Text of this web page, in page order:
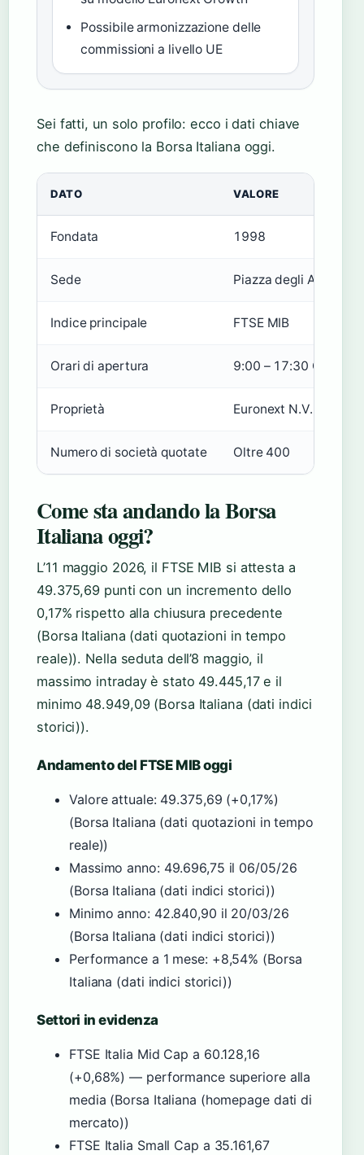
Possibile armonizzazione delle
commissioni a livello UE
Sei fatti, un solo profilo: ecco i dati chiave
che definiscono la Borsa Italiana oggi.
DATO VALORE
Fondata 1998
Sede Piazza degli Affari,
Indice principale FTSE MIB
Orari di apertura 9:00 – 17:30 CET
Proprietà Euronext N.V.
Numero di società quotate Oltre 400
Come sta andando la Borsa
Italiana oggi?
L’11 maggio 2026, il FTSE MIB si attesta a
49.375,69 punti con un incremento dello
0,17% rispetto alla chiusura precedente
(Borsa Italiana (dati quotazioni in tempo
reale)). Nella seduta dell’8 maggio, il
massimo intraday è stato 49.445,17 e il
minimo 48.949,09 (Borsa Italiana (dati indici
storici)).
Andamento del FTSE MIB oggi
Valore attuale: 49.375,69 (+0,17%)
(Borsa Italiana (dati quotazioni in tempo
reale))
Massimo anno: 49.696,75 il 06/05/26
(Borsa Italiana (dati indici storici))
Minimo anno: 42.840,90 il 20/03/26
(Borsa Italiana (dati indici storici))
Performance a 1 mese: +8,54% (Borsa
Italiana (dati indici storici))
Settori in evidenza
FTSE Italia Mid Cap a 60.128,16
(+0,68%) — performance superiore alla
media (Borsa Italiana (homepage dati di
mercato))
FTSE Italia Small Cap a 35.161,67